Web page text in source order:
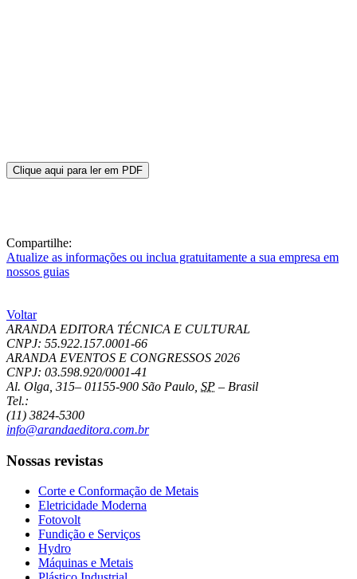
Clique aqui para ler em PDF
Compartilhe:
Atualize as informações ou inclua gratuitamente a sua empresa em
nossos guias
Voltar
ARANDA EDITORA TÉCNICA E CULTURAL
CNPJ: 55.922.157.0001-66
ARANDA EVENTOS E CONGRESSOS 2026
CNPJ: 03.598.920/0001-41
Al. Olga, 315– 01155-900 São Paulo SP – Brasil
Tel.:
(11) 3824-5300
info@arandaeditora.com.br
Nossas revistas
Corte e Conformação de Metais
Eletricidade Moderna
Fotovolt
Fundição e Serviços
Hydro
Máquinas e Metais